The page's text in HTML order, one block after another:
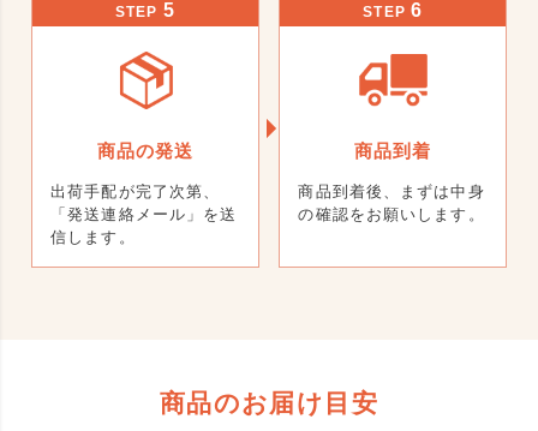
STEP 5
商品の発送
出荷手配が完了次第、
「発送連絡メール」を送
信します。
STEP 6
商品到着
商品到着後、まずは中身
の確認をお願いします。
商品のお届け目安